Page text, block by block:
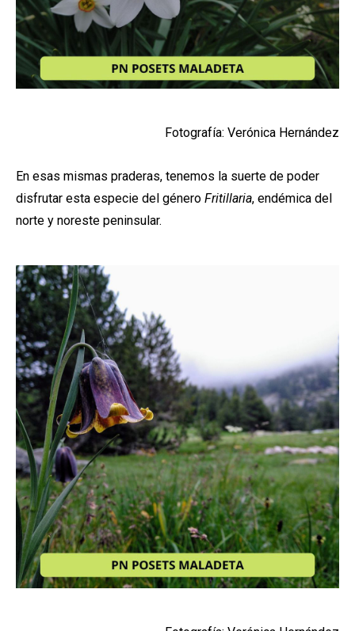
Fotografía: Verónica Hernández
En esas mismas praderas, tenemos la suerte de poder
disfrutar esta especie del género Fritillaria, endémica del
norte y noreste peninsular.